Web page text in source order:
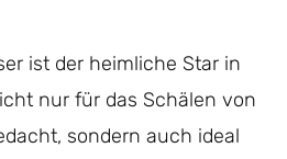
ist der heimliche Star in
nur für das Schälen von
sondern auch ideal